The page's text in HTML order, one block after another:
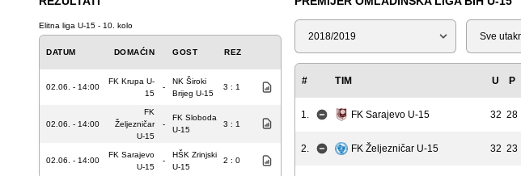
Elitna liga U-15 - 10. kolo
DATUM DOMAĆIN GOST REZ
02.06. - 14:00
FK Krupa U-
15
-
NK Široki
Brijeg U-15
3 : 1
02.06. - 14:00
FK
Željezničar
U-15
-
FK Sloboda
U-15
3 : 1
02.06. - 14:00
FK Sarajevo
U-15
-
HŠK Zrinjski
U-15
2 : 0
Sezona Tip
# TIM U P
1. FK Sarajevo U-15 32 28
2. FK Željezničar U-15 32 23